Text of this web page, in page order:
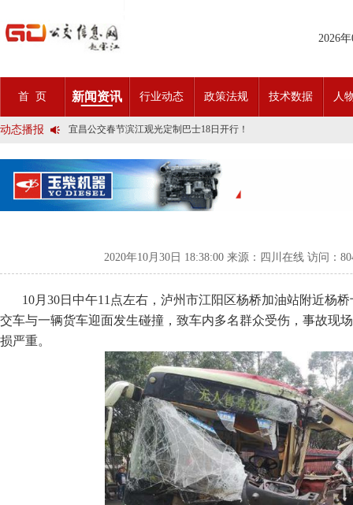
2026
首 页 新闻资讯 行业动态 政策法规 技术数据 人
动态播报
第九届公交都市发展论坛 (深圳)邀请函
石河子市公交公司荣获全国五一劳动奖状
宜昌公交春节滨江观光定制巴士18日开行！
创新 实践 沟通 | 聚焦「智慧公交」目标 助推公交转型发展——沪苏
岁月为鉴人民为证，百年北京公交实现历史性跨越！
今日生效！新《安全生产法》处罚条款对照
交通运输部、科学技术部发布关于科技创新驱动加快建设交通强国
2025市民出行新方案 | 久事公交开通首条需求响应式定制班线
宜昌公交春节滨江观光定制巴士18日开行！
传承张謇精神•厚植为民情怀•党建引领前行•文化润企发展——南通
岁月为鉴人民为证，百年北京公交实现历史性跨越！
今日生效！新《安全生产法》处罚条款对照
交通运输部、科学技术部发布关于科技创新驱动加快建设交通强国
2020年10月30日 18:38:00 来源：四川在线 访问：
10月30日中午11点左右，泸州市江阳区杨桥加油站附近杨
交车与一辆货车迎面发生碰撞，致车内多名群众受伤，事故现
损严重。